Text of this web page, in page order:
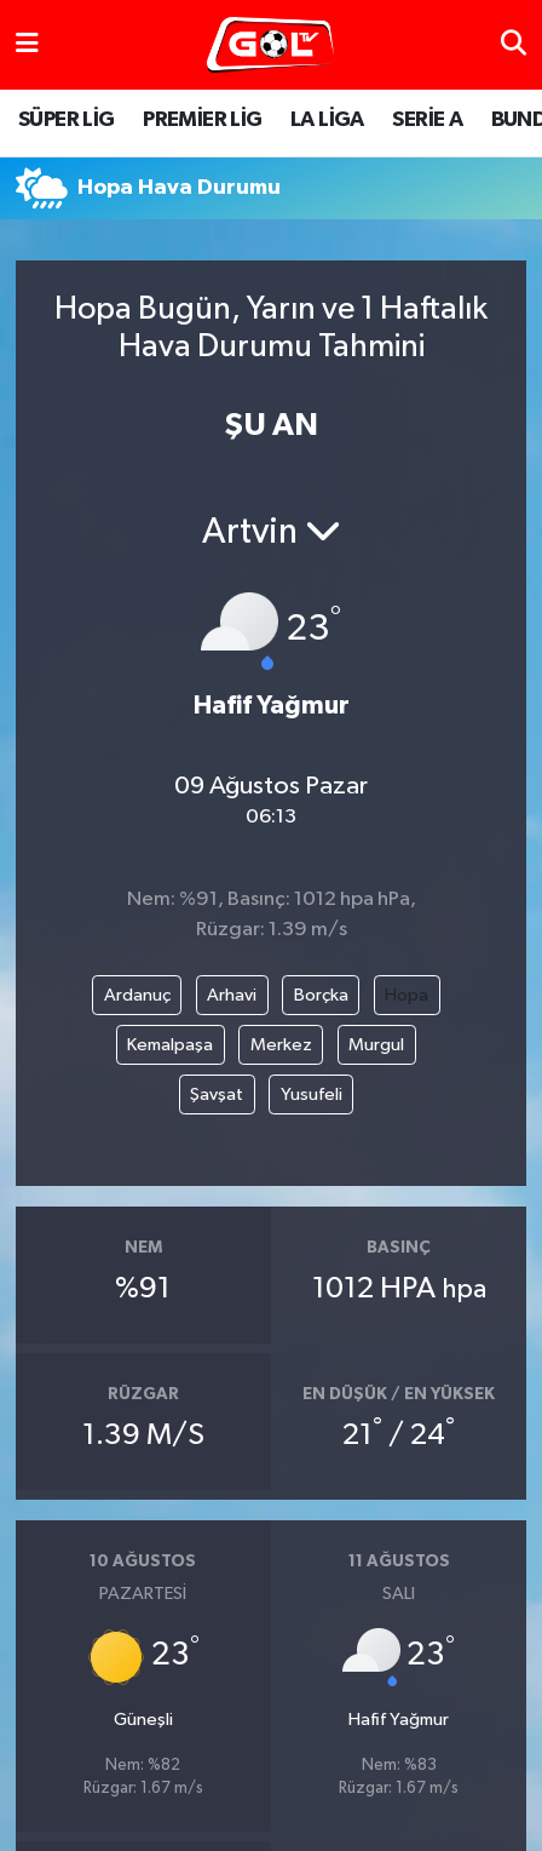
SÜPER LİG PREMİER LİG LA LİGA SERİE A
Hopa Hava Durumu
Hopa Bugün, Yarın ve 1 Haftalık
Hava Durumu Tahmini
ŞU AN
Artvin
23°
Hafif Yağmur
09 Ağustos Pazar
06:13
Nem: %91, Basınç: 1012 hpa hPa,
Rüzgar: 1.39 m/s
Ardanuç Arhavi Borçka Hopa
Kemalpaşa Merkez Murgul
Şavşat Yusufeli
NEM
%91
BASINÇ
1012 HPA hpa
RÜZGAR
1.39 M/S
EN DÜŞÜK / EN YÜKSEK
21 ° / 24°
10 AĞUSTOS
PAZARTESI
23°
Güneşli
Nem: %82
Rüzgar: 1.67 m/s
11 AĞUSTOS
SALI
23°
Hafif Yağmur
Nem: %83
Rüzgar: 1.67 m/s